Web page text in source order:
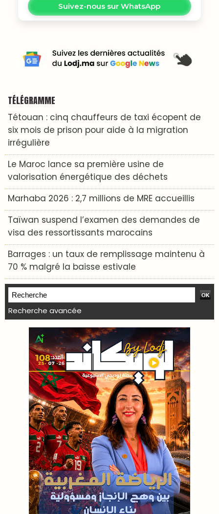
Suivez-nous sur WhatsApp
TÉLÉGRAMME
Tétouan : cinq chauffeurs de taxi écopent de
six mois de prison pour aide à la migration
irrégulière
Le Maroc lance sa première usine de
valorisation énergétique des déchets
Marhaba 2026 : 2,7 millions de MRE accueillis
Taïwan suspend l’examen des demandes de
visa des ressortissants marocains
Barrages : un taux de remplissage maintenu à
70 % malgré la baisse estivale
Recherche avancée